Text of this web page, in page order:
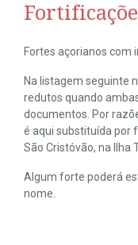
Fortes açorianos com
Na listagem seguinte
redutos quando
documentos. Por
é aqui substituída por
São Cristóvão, na Ilha
Algum forte poderá
nome.